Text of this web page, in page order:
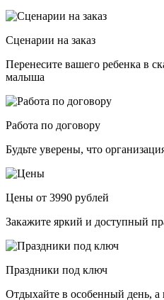
Сценарии на заказ
Перенесите вашего ребенка в
малыша
Работа по договору
Будьте уверены, что
Цены от 3990 рублей
Закажите яркий и доступный
Праздники под ключ
Отдыхайте в особенный день, а